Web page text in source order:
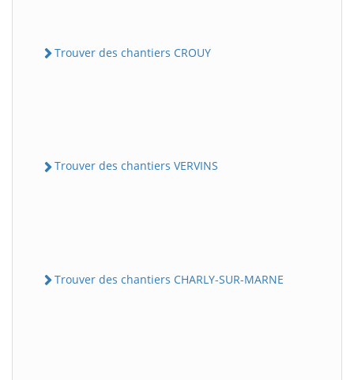
Trouver des chantiers CROUY
Trouver des chantiers VERVINS
Trouver des chantiers CHARLY-SUR-MARNE